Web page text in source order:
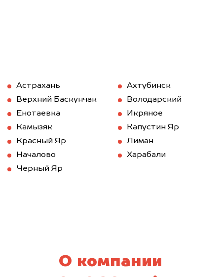
Астрахань
Ахтубинск
Верхний Баскунчак
Володарский
Енотаевка
Икряное
Камызяк
Капустин Яр
Красный Яр
Лиман
Началово
Харабали
Черный Яр
О компании